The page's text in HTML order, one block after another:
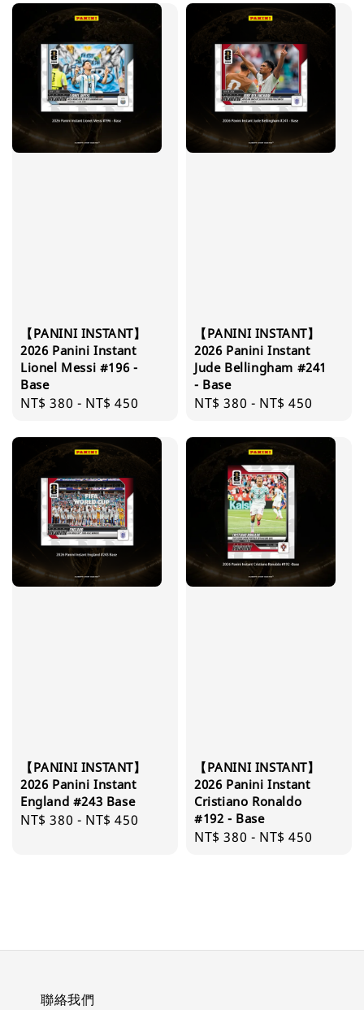
【PANINI INSTANT】
2026 Panini Instant
Lionel Messi #196 -
Base
Regular
NT$ 380 - NT$ 450
【PANINI INSTANT】
2026 Panini Instant
Jude Bellingham #241
- Base
Regular
NT$ 380 - NT$ 450
【PANINI INSTANT】
2026 Panini Instant
England #243 Base
Regular
NT$ 380 - NT$ 450
【PANINI INSTANT】
2026 Panini Instant
Cristiano Ronaldo
#192 - Base
Regular
NT$ 380 - NT$ 450
聯絡我們